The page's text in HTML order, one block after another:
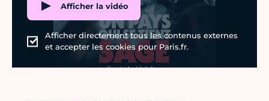
Afficher la vidéo
Afficher directement tous les contenus externes
et accepter les cookies pour Paris.fr.